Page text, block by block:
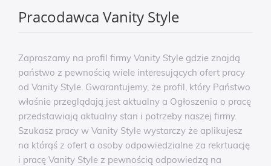
Pracodawca Vanity Style
Zapraszamy na profil firmy Vanity Style gdzie znajdą
państwo z pewnością wiele interesujących ofert pracy
od Vanity Style. Gwarantujemy, że profil, który Państwo
właśnie przeglądają jest aktualny a Ogłoszenia o pracę
przedstawiają aktualny stan i potrzeby naszej firmy.
Szukasz pracy w Vanity Style wystarczy że aplikujesz
na którąś z ofert a osoby odpowiedzialne za rekrtuację
i pracę Vanity Style z pewnością odpowiedzą na